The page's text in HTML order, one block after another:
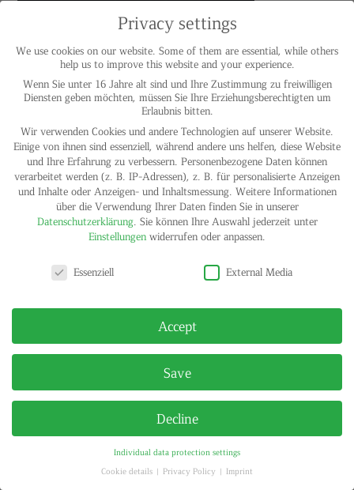
IMPRINT
PRIVACY POLICY
© HELGA MARIA KLOSTERFELDE | ALL RIGHTS RESERVED
Privacy settings
We use cookies on our website. Some of them are essential, while others
help us to improve this website and your experience.
Wenn Sie unter 16 Jahre alt sind und Ihre Zustimmung zu freiwilligen
Diensten geben möchten, müssen Sie Ihre Erziehungsberechtigten um
Erlaubnis bitten.
Wir verwenden Cookies und andere Technologien auf unserer Website.
Einige von ihnen sind essenziell, während andere uns helfen, diese Website
und Ihre Erfahrung zu verbessern. Personenbezogene Daten können
verarbeitet werden (z. B. IP-Adressen), z. B. für personalisierte Anzeigen
und Inhalte oder Anzeigen- und Inhaltsmessung. Weitere Informationen
über die Verwendung Ihrer Daten finden Sie in unserer
Datenschutzerklärung. Sie können Ihre Auswahl jederzeit unter
Einstellungen widerrufen oder anpassen.
Essenziell
External Media
Accept
Save
Decline
Individual data protection settings
Cookie details
Privacy Policy Imprint